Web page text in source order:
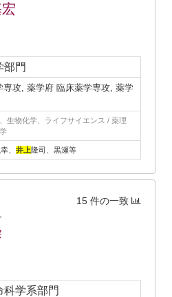
部門
専攻, 薬学府 臨床薬学専攻, 薬学
生物化学、ライフサイエンス / 薬理
、 井上隆司、黒瀬等
15 件の一致
科学系部門